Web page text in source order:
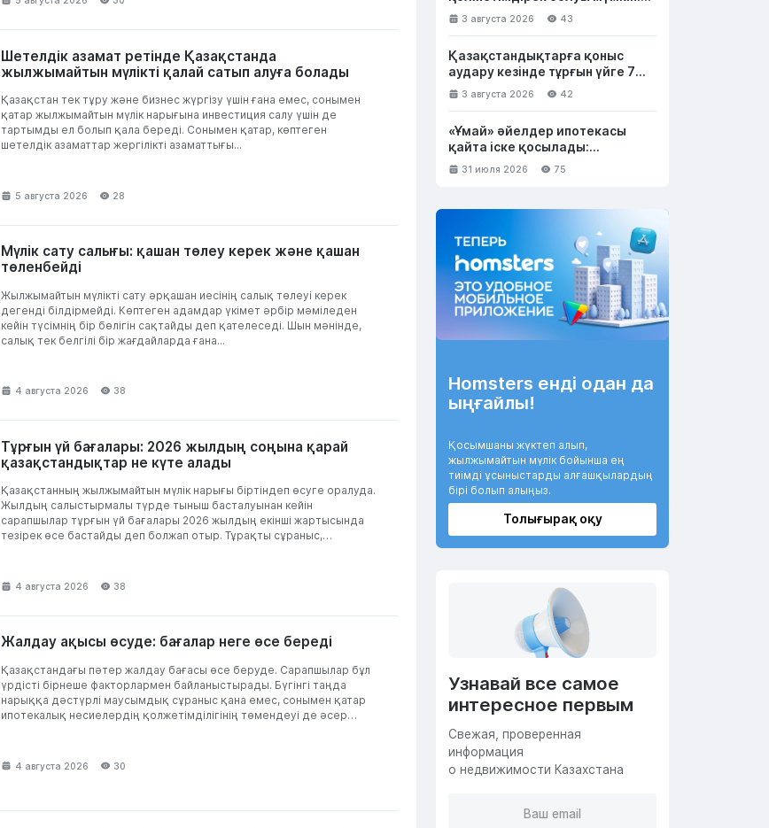
Шетелдік азамат ретінде Қазақстанда
жылжымайтын мүлікті қалай сатып алуға болады
Қазақстан тек тұру және бизнес жүргізу үшін ғана емес, сонымен
қатар жылжымайтын мүлік нарығына инвестиция салу үшін де
тартымды ел болып қала береді. Сонымен қатар, көптеген
шетелдік азаматтар жергілікті азаматтығы...
5 августа 2026 28
Мүлік сату салығы: қашан төлеу керек және қашан
төленбейді
Жылжымайтын мүлікті сату әрқашан иесінің салық төлеуі керек
дегенді білдірмейді. Көптеген адамдар үкімет әрбір мәміледен
кейін түсімнің бір бөлігін сақтайды деп қателеседі. Шын мәнінде,
салық тек белгілі бір жағдайларда ғана...
4 августа 2026 38
Тұрғын үй бағалары: 2026 жылдың соңына қарай
қазақстандықтар не күте алады
Қазақстанның жылжымайтын мүлік нарығы біртіндеп өсуге оралуда.
Жылдың салыстырмалы түрде тыныш басталуынан кейін
сарапшылар тұрғын үй бағалары 2026 жылдың екінші жартысында
тезірек өсе бастайды деп болжап отыр. Тұрақты сұраныс,
4 августа 2026 38
Жалдау ақысы өсуде: бағалар неге өсе береді
Қазақстандағы пәтер жалдау бағасы өсе беруде. Сарапшылар бұл
үрдісті бірнеше факторлармен байланыстырады. Бүгінгі таңда
нарыққа дәстүрлі маусымдық сұраныс қана емес, сонымен қатар
ипотекалық несиелердің қолжетімділігінің төмендеуі де әсер
4 августа 2026 30
несие лимитін 50 млн теңгеге
дейін арттыру ұсынылды
3 августа 2026 43
Қазақстандықтарға қоныс
аудару кезінде тұрғын үйге 7
миллион теңгеге дейін
беріледі
3 августа 2026 42
«Ұмай» әйелдер ипотекасы
қайта іске қосылады:
бағдарламаның барлық
31 июля 2026 75
Homsters енді одан да
ыңғайлы!
Қосымшаны жүктеп алып,
жылжымайтын мүлік бойынша ең
тиімді ұсыныстарды алғашқылардың
бірі болып алыңыз.
Толығырақ оқу
Узнавай все самое
интересное первым
Cвежая, проверенная
информация
о недвижимости Казахстана